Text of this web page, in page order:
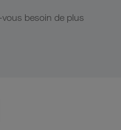
besoin de plus